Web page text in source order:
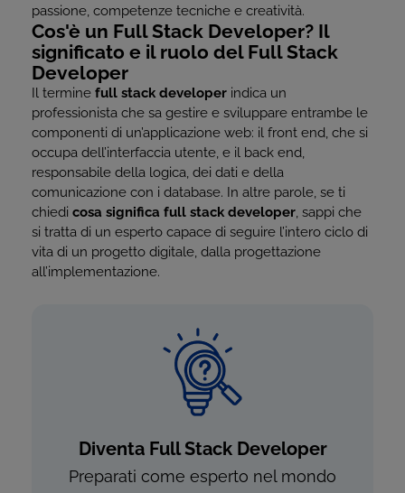
passione, competenze tecniche e creatività.
Cos'è un Full Stack Developer? Il
significato e il ruolo del Full Stack
Developer
Il termine full stack developer indica un
professionista che sa gestire e sviluppare entrambe le
componenti di un’applicazione web: il front end, che si
occupa dell’interfaccia utente, e il back end,
responsabile della logica, dei dati e della
comunicazione con i database. In altre parole, se ti
chiedi cosa significa full stack developer, sappi che
si tratta di un esperto capace di seguire l’intero ciclo di
vita di un progetto digitale, dalla progettazione
all’implementazione.
Diventa Full Stack Developer
Preparati come esperto nel mondo